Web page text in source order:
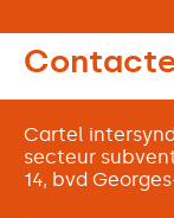
Cartel
secteur
14, bvd